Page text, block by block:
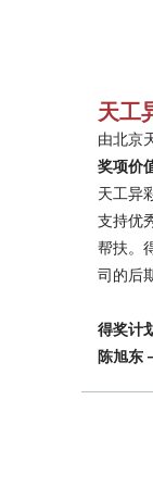
天工
由北京
奖项价
天工异
支持优
帮扶。
司的后
得奖计
陈旭东